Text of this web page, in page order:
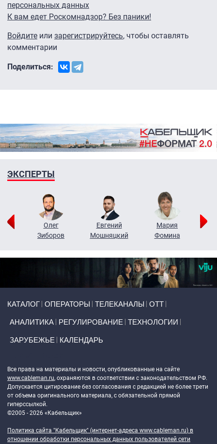
персональных данных
К вам едет Роскомнадзор? Без паники!
Войдите или зарегистрируйтесь, чтобы оставлять
комментарии
Поделиться:
ЭКСПЕРТЫ
Олег
Зиборов
Евгений
Мошняцкий
Мария
Фомина
КАТАЛОГ ОПЕРАТОРЫ ТЕЛЕКАНАЛЫ ОТТ
АНАЛИТИКА РЕГУЛИРОВАНИЕ ТЕХНОЛОГИИ
ЗАРУБЕЖЬЕ КАЛЕНДАРЬ
Все права на материалы и новости, опубликованные на сайте
www.cableman.ru, охраняются в соответствии с законодательством РФ.
Допускается цитирование без согласования с редакцией не более трети
от объема оригинального материала, с обязательной прямой
гиперссылкой.
©2005 - 2026 «Кабельщик»
Политика сайта "Кабельщик" (интернет-адреса www.cableman.ru) в
отношении обработки персональных данных пользователей сети